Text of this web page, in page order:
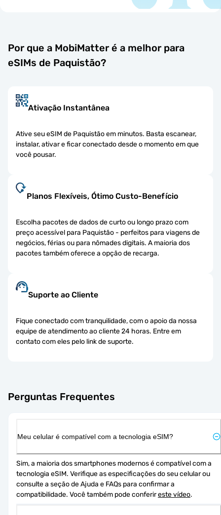
Por que a MobiMatter é a melhor para
eSIMs de Paquistão?
Ativação Instantânea
Ative seu eSIM de Paquistão em minutos. Basta escanear,
instalar, ativar e ficar conectado desde o momento em que
você pousar.
Planos Flexíveis, Ótimo Custo-Benefício
Escolha pacotes de dados de curto ou longo prazo com
preço acessível para Paquistão - perfeitos para viagens de
negócios, férias ou para nômades digitais. A maioria dos
pacotes também oferece a opção de recarga.
Suporte ao Cliente
Fique conectado com tranquilidade, com o apoio da nossa
equipe de atendimento ao cliente 24 horas. Entre em
contato com eles pelo link de suporte.
Perguntas Frequentes
Meu celular é compatível com a tecnologia eSIM?
Sim, a maioria dos smartphones modernos é compatível com a
tecnologia eSIM. Verifique as especificações do seu celular ou
consulte a seção de Ajuda e FAQs para confirmar a
compatibilidade. Você também pode conferir este vídeo.